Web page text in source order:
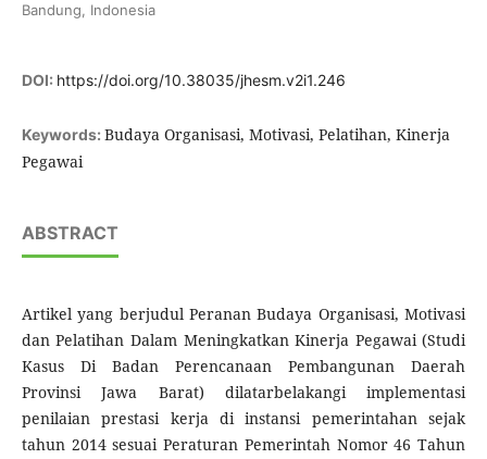
Bandung, Indonesia
DOI: https://doi.org/10.38035/jhesm.v2i1.246
Keywords: Budaya Organisasi, Motivasi, Pelatihan, Kinerja
Pegawai
ABSTRACT
Artikel yang berjudul Peranan Budaya Organisasi, Motivasi
dan Pelatihan Dalam Meningkatkan Kinerja Pegawai (Studi
Kasus Di Badan Perencanaan Pembangunan Daerah
Provinsi Jawa Barat) dilatarbelakangi implementasi
penilaian prestasi kerja di instansi pemerintahan sejak
tahun 2014 sesuai Peraturan Pemerintah Nomor 46 Tahun